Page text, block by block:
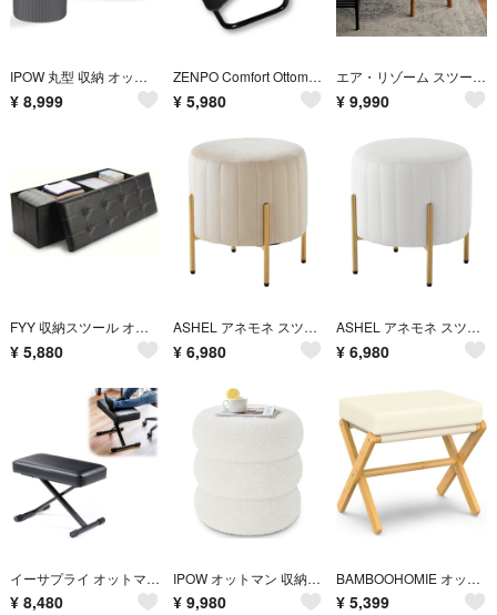
IPOW 丸型 収納 オットマン 2個セット ベルベット 収納スツール メイクアップスツール 耐荷重150KG
¥ 8,999
ZENPO Comfort Ottoman オットマン 車用品 クルマ用 後付け 高さ調節 角度調節 オフィス 足枕 旅行グッズ
¥ 5,980
エア・リゾーム スツール 椅子 おしゃれ イス チェア 玄関椅子 腰掛け 北欧 モダンPUレザー天然木ヴィンテージデザインスツール
¥ 9,990
FYY 収納スツール オットマン 折りたたみ式 防水レザー 高反発メモリーフォーム 幅110cmワイドベンチ
¥ 5,880
ASHEL アネモネ スツール ラテベージュ ベロア 金脚 丸 椅子 オットマン ドレッサー 化粧台チェア ドレッサーチェア
¥ 6,980
ASHEL アネモネ スツール ミルクティーホワイト ベロア 金脚 丸 椅子 オットマン ドレッサー 化粧台チェア
¥ 6,980
イーサプライ オットマン 足置き台 フットレスト スツール 幅60cm 26〜50cm ロータイプ クッション
¥ 8,480
IPOW オットマン 収納スツール メイクアップスツール 取り外し可能なカバー 足置き 布張り サイドテーブル
¥ 9,980
BAMBOOHOMIE オットマン 折りたたみ フットレスト 足置き台 デスク下 フットレスト スツール 竹製 軽量 取り外し可能
¥ 5,399